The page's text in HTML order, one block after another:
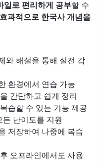
일로 편리하게 공부할 수
과적으로 한국사 개념을
와 해설을 통해 실전 감
환경에서 연습 가능
간단하고 쉽게 정리
습할 수 있는 기능 제공
든 난이도를 지원
저장하여 나중에 복습
오프라인에서도 사용